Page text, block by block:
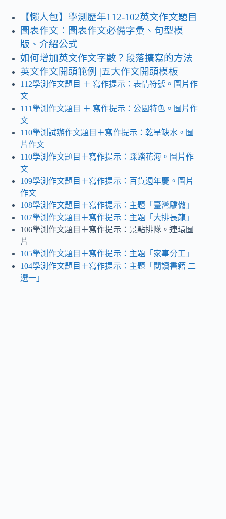
【懶人包】學測歷年112-102英文作文題目
圖表作文：圖表作文必備字彙、句型模
版、介紹公式
如何增加英文作文字數？段落擴寫的方法
英文作文開頭範例 |五大作文開頭模板
112學測作文題目 ＋ 寫作提示 ：表情符號。圖片作
文
111學測作文題目 ＋ 寫作提示：公園特色。圖片作
文
110學測試辦作文題目＋寫作提示：乾旱缺水 。 圖
片作文
110學測作文題目＋寫作提示：踩踏花海。圖片作
文
109學測作文題目＋寫作提示：百貨週年慶 。 圖片
作文
108學測作文題目＋寫作提示：主題「臺灣驕傲」
107學測作文題目＋寫作提示：主題「大排長龍」
106學測作文題目＋寫作提示：景點排隊。連環圖
片
105學測作文題目＋寫作提示：主題「家事分工」
104學測作文題目＋寫作提示：主題「閱讀書籍 二
選一」